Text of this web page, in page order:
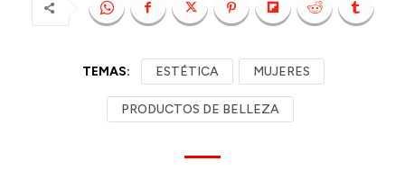
TEMAS: ESTÉTICA MUJERES
PRODUCTOS DE BELLEZA